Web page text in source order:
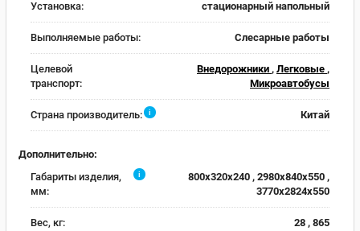
Установка: стационарный напольный
Выполняемые работы: Слесарные работы
Целевой
транспорт:
Внедорожники , Легковые ,
Микроавтобусы
Страна производитель: i Китай
Дополнительно:
Габариты изделия,
мм:
i
800х320х240 , 2980х840х550 ,
3770х2824х550
Вес, кг: 28 , 865